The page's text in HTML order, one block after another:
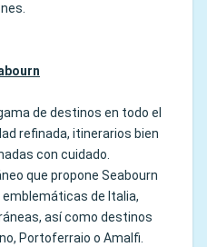
de destinos en todo el
refinada, itinerarios bien
con cuidado.
que propone Seabourn
de Italia,
así como destinos
Portoferraio o Amalfi.